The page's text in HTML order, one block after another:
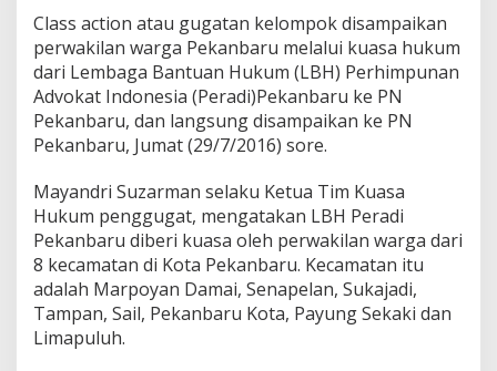
D
i
G
g
a
t
p
3
M
i
l
a
r
Class action atau gugatan kelompok disampaikan
perwakilan warga Pekanbaru melalui kuasa hukum
dari Lembaga Bantuan Hukum (LBH) Perhimpunan
Advokat Indonesia (Peradi)Pekanbaru ke PN
Pekanbaru, dan langsung disampaikan ke PN
Pekanbaru, Jumat (29/7/2016) sore.
Mayandri Suzarman selaku Ketua Tim Kuasa
Hukum penggugat, mengatakan LBH Peradi
Pekanbaru diberi kuasa oleh perwakilan warga dari
8 kecamatan di Kota Pekanbaru. Kecamatan itu
adalah Marpoyan Damai, Senapelan, Sukajadi,
Tampan, Sail, Pekanbaru Kota, Payung Sekaki dan
Limapuluh.